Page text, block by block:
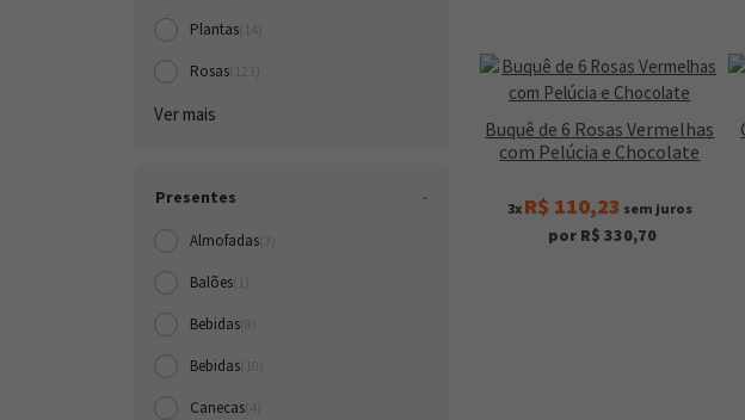
Plantas
Rosas
Ver mais
Presentes
Almofadas
Balões
Bebidas
Bebidas
Canecas
Buquê de 6 Rosas Vermelhas
com Pelúcia e Chocolate
3x R$ 110,23 sem juros
por R$ 330,70